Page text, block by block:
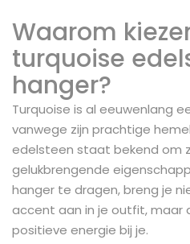
Waarom
turquoise
hanger?
Turquoise is al eeuwenlang
vanwege zijn prachtige
edelsteen staat bekend om
gelukbrengende
hanger te dragen, breng je
accent aan in je outfit, maar
positieve energie bij je.